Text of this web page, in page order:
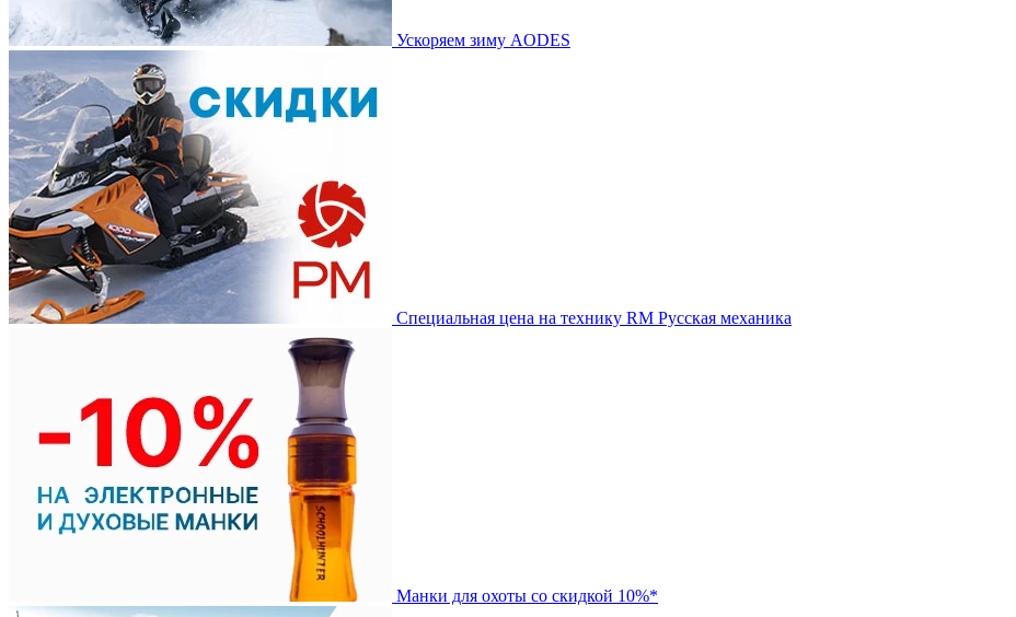
Ускоряем зиму AODES
Специальная цена на технику RM Русская механика
Манки для охоты со скидкой 10%*